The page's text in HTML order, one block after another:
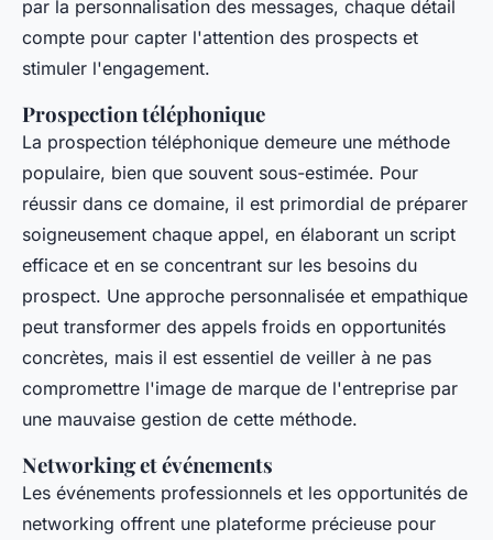
par la personnalisation des messages, chaque détail
compte pour capter l'attention des prospects et
stimuler l'engagement.
Prospection téléphonique
La prospection téléphonique demeure une méthode
populaire, bien que souvent sous-estimée. Pour
réussir dans ce domaine, il est primordial de préparer
soigneusement chaque appel, en élaborant un script
efficace et en se concentrant sur les besoins du
prospect. Une approche personnalisée et empathique
peut transformer des appels froids en opportunités
concrètes, mais il est essentiel de veiller à ne pas
compromettre l'image de marque de l'entreprise par
une mauvaise gestion de cette méthode.
Networking et événements
Les événements professionnels et les opportunités de
networking offrent une plateforme précieuse pour